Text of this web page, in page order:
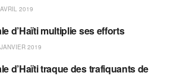
2019
d’Haïti multiplie ses efforts
2019
d’Haïti traque des trafiquants de